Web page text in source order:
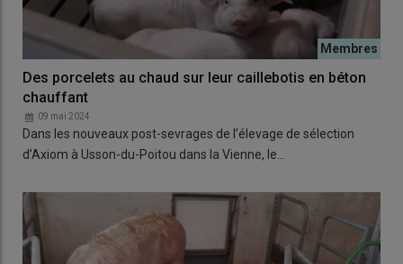
Des porcelets au chaud sur leur caillebotis en béton
chauffant
09 mai 2024
Dans les nouveaux post-sevrages de l’élevage de sélection
d’Axiom à Usson-du-Poitou dans la Vienne, le…